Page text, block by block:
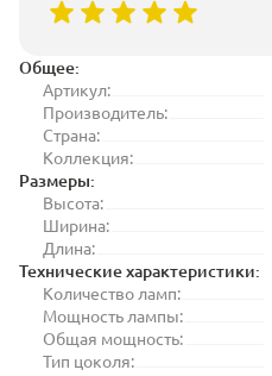
Общее:
Артикул:
Производитель:
Страна:
Коллекция:
Размеры:
Высота:
Ширина:
Длина:
Технические характеристики:
Количество ламп:
Мощность лампы:
Общая мощность:
Тип цоколя: